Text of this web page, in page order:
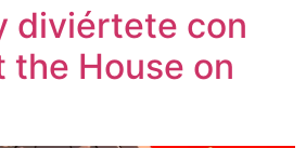
diviértete con
the House on